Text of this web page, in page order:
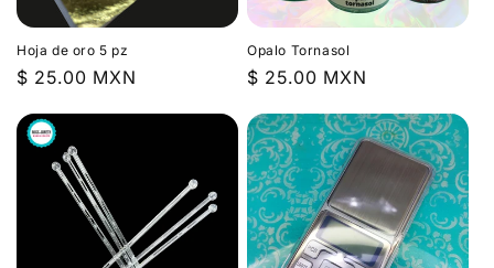
Hoja de oro 5 pz
Precio
$ 25.00 MXN
Opalo Tornasol
Precio
$ 25.00 MXN